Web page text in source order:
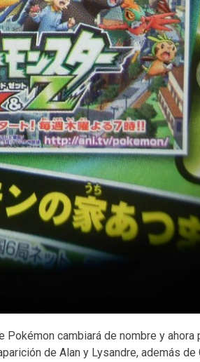
Pokémon cambiará de nombre y ahora
de Alan y Lysandre, además de